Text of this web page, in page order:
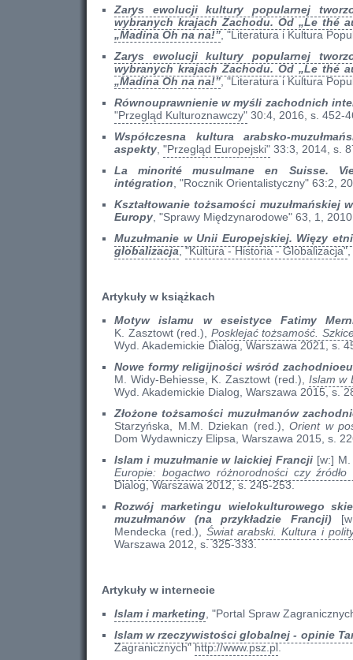
Zarys ewolucji kultury popularnej
wybranych krajach Zachodu. Od „Le thé
„Madina Oh na na!”, "Literatura i Kultura
Zarys ewolucji kultury popularnej
wybranych krajach Zachodu. Od „Le thé
„Madina Oh na na!”, "Literatura i Kultura
Równouprawnienie w myśli zachodnich
"Przegląd Kulturoznawczy" 30:4, 2016, s. 452-
Współczesna kultura arabsko-
aspekty, "Przegląd Europejski" 33:3, 2014, s.
La minorité musulmane en Suisse.
intégration, "Rocznik Orientalistyczny" 63:2,
Kształtowanie tożsamości muzułmańskiej
Europy, "Sprawy Międzynarodowe" 63, 1,
Muzułmanie w Unii Europejskiej. Więzy
globalizacja,"Kultura - Historia - Globalizacja",
Artykuły w książkach
Motyw islamu w eseistyce Fatimy
K. Zasztowt (red.), Posklejać tożsamość.
Wyd. Akademickie Dialog, Warszawa 2021, s.
Nowe formy religijności wśród
M. Widy-Behiesse, K. Zasztowt (red.), Islam w
Wyd. Akademickie Dialog, Warszawa 2015, s.
Złożone tożsamości muzułmanów
Starzyńska, M.M. Dziekan (red.),Orient w
Dom Wydawniczy Elipsa, Warszawa 2015, s.
Islam i muzułmanie w laickiej Francji [w:]
Europie: bogactwo różnorodności czy źródło
Dialog, Warszawa 2012, s. 245-253.
Rozwój marketingu wielokulturowego
muzułmanów (na przykładzie Francji)
Mendecka (red.), Świat arabski. Kultura i
Warszawa 2012, s. 325-333.
Artykuły w internecie
Islam i marketing , "Portal Spraw
Islam w rzeczywistości globalnej - opinie
Zagranicznych"http://www.psz.pl.